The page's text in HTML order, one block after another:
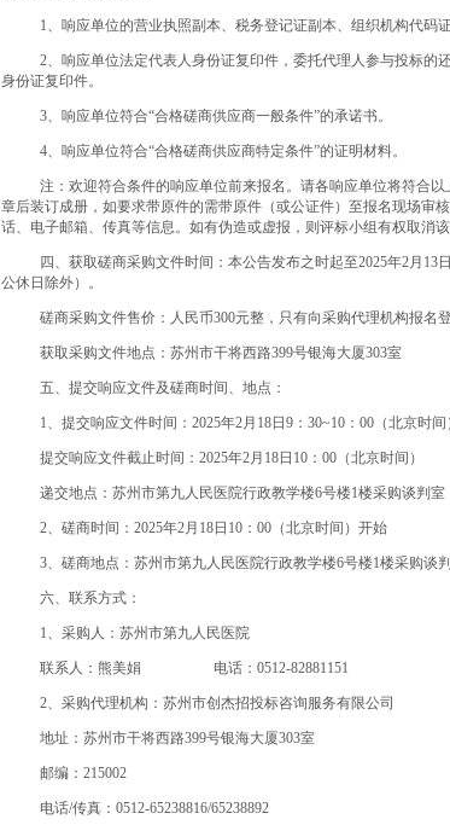
1、响应单位的营业执照副本、税务登记证副本、组织机构代码
2、响应单位法定代表人身份证复印件，委托代理人参与投标的
身份证复印件。
3、响应单位符合“合格磋商供应商一般条件”的承诺书。
4、响应单位符合“合格磋商供应商特定条件”的证明材料。
注：欢迎符合条件的响应单位前来报名。请各响应单位将符合
章后装订成册，如要求带原件的需带原件（或公证件）至报名现场审
话、电子邮箱、传真等信息。如有伪造或虚报，则评标小组有权取消该
四、获取磋商采购文件时间：本公告发布之时起至2025年2月13日
公休日除外）。
磋商采购文件售价：人民币300元整，只有向采购代理机构报名
获取采购文件地点：苏州市干将西路399号银海大厦303室
五、提交响应文件及磋商时间、地点：
1、提交响应文件时间：2025年2月18日9：30~10：00（北京时间
提交响应文件截止时间：2025年2月18日10：00（北京时间）
递交地点：苏州市第九人民医院行政教学楼6号楼1楼采购谈判室
2、磋商时间：2025年2月18日10：00（北京时间）开始
3、磋商地点：苏州市第九人民医院行政教学楼6号楼1楼采购谈
六、联系方式：
1、采购人：苏州市第九人民医院
联系人：熊美娟 电话： 0512-82881151
2、采购代理机构：苏州市创杰招投标咨询服务有限公司
地址：苏州市干将西路399号银海大厦303室
邮编： 215002
电话/传真：0512-65238816/65238892